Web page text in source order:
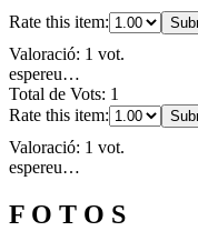
Rate this item:
Valoració: 1 vot.
espereu…
Total de Vots: 1
Rate this item:
Valoració: 1 vot.
espereu…
F O T O S